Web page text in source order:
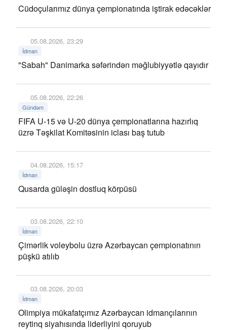
Cüdoçularımız dünya çempionatında iştirak edəcəklər
05.08.2026, 23:29
İdman
"Sabah" Danimarka səfərindən məğlubiyyətlə qayıdır
05.08.2026, 22:26
Gündəm
FIFA U-15 və U-20 dünya çempionatlarına hazırlıq
üzrə Təşkilat Komitəsinin iclası baş tutub
04.08.2026, 15:17
İdman
Qusarda güləşin dostluq körpüsü
03.08.2026, 22:10
İdman
Çimərlik voleybolu üzrə Azərbaycan çempionatının
püşkü atılıb
03.08.2026, 20:03
İdman
Olimpiya mükafatçımız Azərbaycan idmançılarının
reytinq siyahısında liderliyini qoruyub